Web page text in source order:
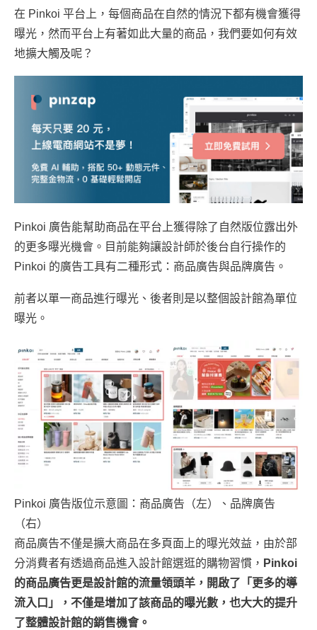
在 Pinkoi 平台上，每個商品在自然的情況下都有機會獲得
曝光，然而平台上有著如此大量的商品，我們要如何有效
地擴大觸及呢？
Pinkoi 廣告能幫助商品在平台上獲得除了自然版位露出外
的更多曝光機會。目前能夠讓設計師於後台自行操作的
Pinkoi 的廣告工具有二種形式：商品廣告與品牌廣告。
前者以單一商品進行曝光、後者則是以整個設計館為單位
曝光。
Pinkoi 廣告版位示意圖：商品廣告（左）、品牌廣告
（右）
商品廣告不僅是擴大商品在多頁面上的曝光效益，由於部
分消費者有透過商品進入設計館選逛的購物習慣， Pinkoi
的商品廣告更是設計館的流量領頭羊，開啟了「更多的導
流入口」，不僅是增加了該商品的曝光數，也大大的提升
了整體設計館的銷售機會。